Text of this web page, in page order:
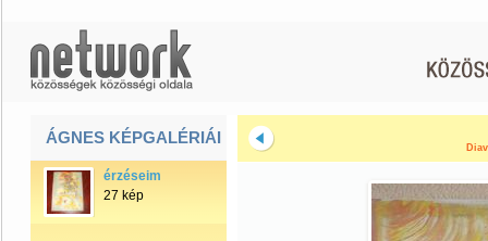
ÁGNES KÉPGALÉRIÁI
érzéseim
27 kép